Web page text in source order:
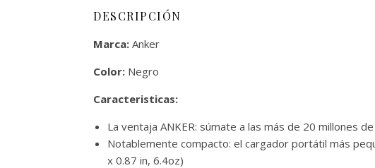
DESCRIPCIÓN
Marca: Anker
Color: Negro
Caracteristicas:
La ventaja ANKER: súmate a las más de 20 millones
Notablemente compacto: el cargador portátil más
x 0.87 in, 6.4oz)